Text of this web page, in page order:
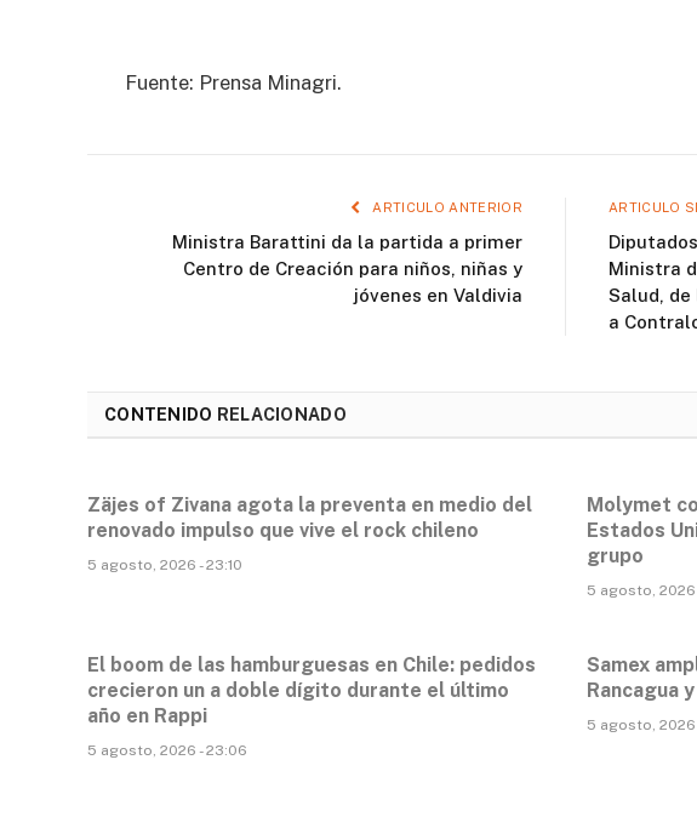
Fuente: Prensa Minagri.
ARTICULO ANTERIOR
Ministra Barattini da la partida a primer
Centro de Creación para niños, niñas y
jóvenes en Valdivia
ARTICULO
Ministra
Salud,
a
CONTENIDO RELACIONADO
Zäjes of Zivana agota la preventa en medio del
renovado impulso que vive el rock chileno
5 agosto, 2026 - 23:10
Molymet
Estados
grupo
5 agosto, 2026
El boom de las hamburguesas en Chile: pedidos
crecieron un a doble dígito durante el último
año en Rappi
5 agosto, 2026 - 23:06
Samex
Rancagua
5 agosto, 2026